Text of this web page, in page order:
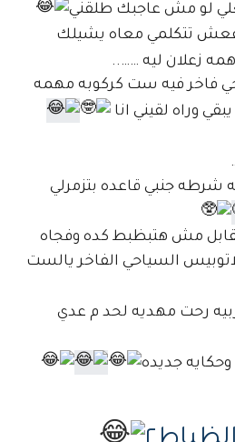
لو مش عاجبك طلقني
تتكلمي معاه يشيلك
زعلان ليه ……..
فاخر فيه ست كركوبه مهمه
وراه لقيني انا
شرطه جنبي قاعده بتزمرلي
مش هتبظبط كده وفجاه
السياحي الفاخر يالست
رحت مهديه لحد م عدي
جديده